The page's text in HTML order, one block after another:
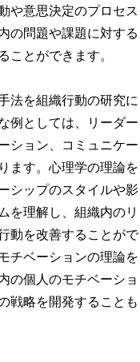
や意思決定のプロセス
の問題や課題に対する
ことができます。
法を組織行動の研究に
例としては、リーダー
ション、コミュニケー
ます。心理学の理論を
シップのスタイルや影
を理解し、組織内のリ
動を改善することがで
チベーションの理論を
の個人のモチベーショ
戦略を開発することも